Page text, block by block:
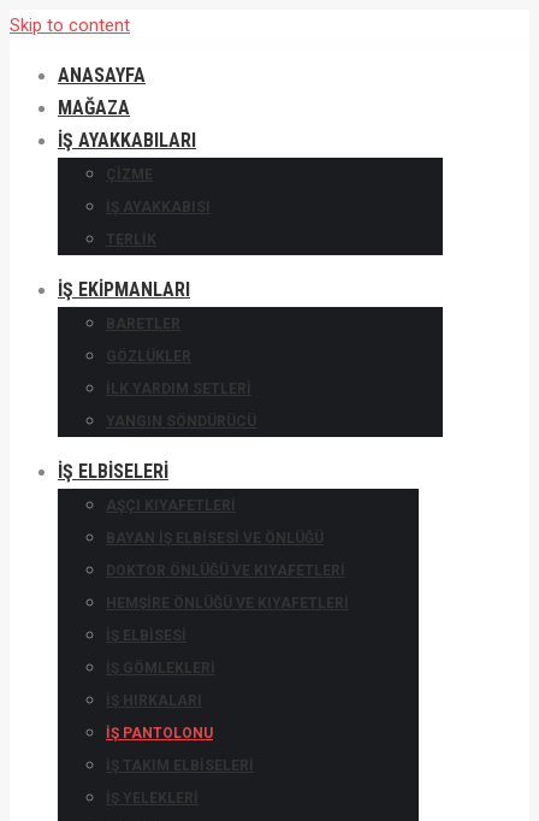
Skip to content
ANASAYFA
MAĞAZA
İŞ AYAKKABILARI
ÇIZME
IŞ AYAKKABISI
TERLIK
İŞ EKIPMANLARI
BARETLER
GÖZLÜKLER
İLK YARDIM SETLERI
YANGIN SÖNDÜRÜCÜ
İŞ ELBISELERI
AŞÇI KIYAFETLERI
BAYAN İŞ ELBISESI VE ÖNLÜĞÜ
DOKTOR ÖNLÜĞÜ VE KIYAFETLERI
HEMŞIRE ÖNLÜĞÜ VE KIYAFETLERI
İŞ ELBISESI
İŞ GÖMLEKLERI
İŞ HIRKALARI
İŞ PANTOLONU
İŞ TAKIM ELBISELERI
İŞ YELEKLERI